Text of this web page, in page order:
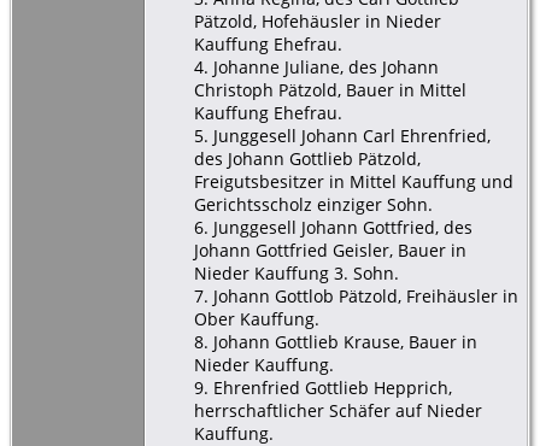
Pätzold, Hofehäusler in Nieder
Kauffung Ehefrau.
4. Johanne Juliane, des Johann
Christoph Pätzold, Bauer in Mittel
Kauffung Ehefrau.
5. Junggesell Johann Carl Ehrenfried,
des Johann Gottlieb Pätzold,
Freigutsbesitzer in Mittel Kauffung und
Gerichtsscholz einziger Sohn.
6. Junggesell Johann Gottfried, des
Johann Gottfried Geisler, Bauer in
Nieder Kauffung 3. Sohn.
7. Johann Gottlob Pätzold, Freihäusler in
Ober Kauffung.
8. Johann Gottlieb Krause, Bauer in
Nieder Kauffung.
9. Ehrenfried Gottlieb Hepprich,
herrschaftlicher Schäfer auf Nieder
Kauffung.